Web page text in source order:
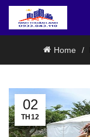
Home
02
TH12